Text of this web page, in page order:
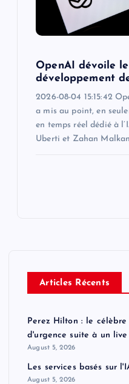
OpenAI dévoile
développement
2026-08-04 15:15:42
a mis au point, en
en temps réel dédié à
Uberti et Zahan
Articles Récents
Perez Hilton : le
d'urgence suite à un
August 5, 2026
Les services basés sur
August 5, 2026